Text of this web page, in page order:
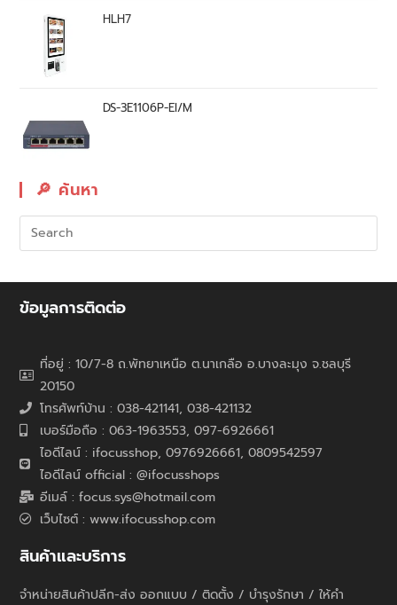
HLH7
DS-3E1106P-EI/M
🔎︎ ค้นหา
ข้อมูลการติดต่อ
ที่อยู่ : 10/7-8 ถ.พัทยาเหนือ ต.นาเกลือ อ.บางละมุง จ.ชลบุรี
20150
โทรศัพท์บ้าน : 038-421141, 038-421132
เบอร์มือถือ : 063-1963553, 097-6926661
ไอดีไลน์ : ifocusshop, 0976926661, 0809542597
ไอดีไลน์ official : @ifocusshops
อีเมล์ : focus.sys@hotmail.com
เว็บไซต์ : www.ifocusshop.com
สินค้าและบริการ
จำหน่ายสินค้าปลีก-ส่ง ออกแบบ / ติดตั้ง / บำรุงรักษา / ให้คำ